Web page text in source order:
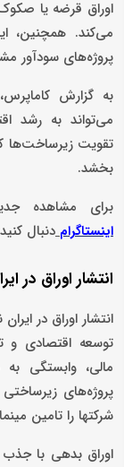
اوراق قرضه یا
می‌کند. همچنین،
پروژه‌های سودآور
به گزارش کاماپرس،
می‌تواند به رشد
تقویت زیرساخت‌ها
بخشد.
برای مشاهده
اینستاگرام دنبال
انتشار اوراق در
انتشار اوراق در
توسعه اقتصادی
مالی، وابستگی
پروژه‌های
شرکتها را تامین
اوراق بدهی با